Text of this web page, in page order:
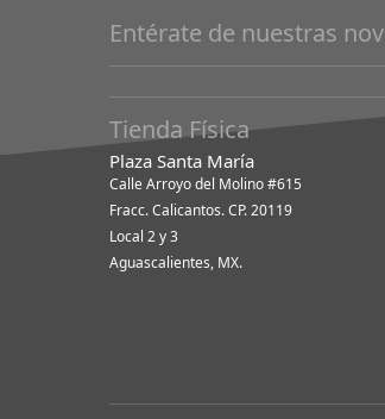
Entérate de nuestras
Tienda Física
Plaza Santa María
Calle Arroyo del Molino #615
Fracc. Calicantos. CP. 20119
Local 2 y 3
Aguascalientes, MX.